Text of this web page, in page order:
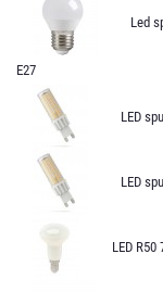
Led
E27
LED
LED
LED